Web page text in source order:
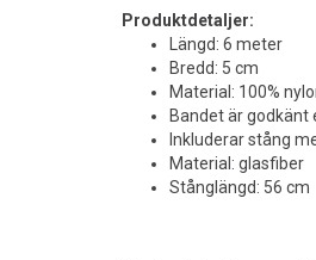
Produktdetaljer:
Längd: 6 meter
Bredd: 5 cm
Material: 100%
Bandet är
Inkluderar stång
Material: glasfiber
Stånglängd: 56 cm